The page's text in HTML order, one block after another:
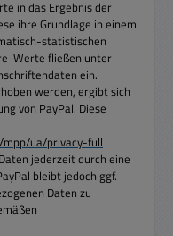
in das Ergebnis der
ihre Grundlage in einem
statistischen
Werte fließen unter
ein.
werden, ergibt sich
von PayPal. Diese
ua/privacy-full
jederzeit durch eine
bleibt jedoch ggf.
Daten zu